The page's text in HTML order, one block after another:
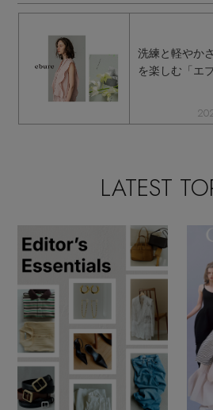
洗練と軽やか
を楽しむ「エ
LATEST